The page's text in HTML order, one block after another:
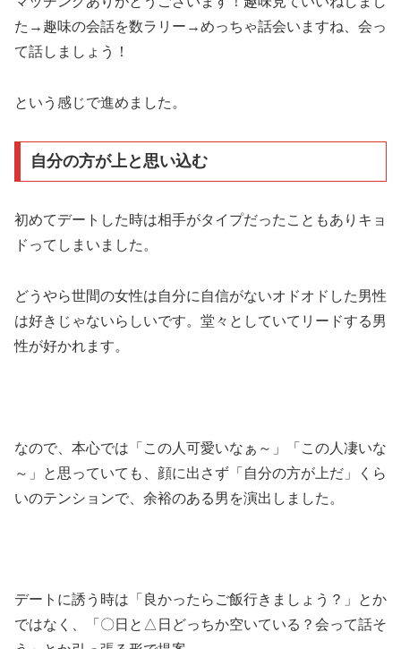
た→趣味の会話を数ラリー→めっちゃ話会いますね、会っ
て話しましょう！
という感じで進めました。
自分の方が上と思い込む
初めてデートした時は相手がタイプだったこともありキョ
ドってしまいました。
どうやら世間の女性は自分に自信がないオドオドした男性
は好きじゃないらしいです。堂々としていてリードする男
性が好かれます。
なので、本心では「この人可愛いなぁ～」「この人凄いな
～」と思っていても、顔に出さず「自分の方が上だ」くら
いのテンションで、余裕のある男を演出しました。
デートに誘う時は「良かったらご飯行きましょう？」とか
ではなく、「〇日と△日どっちか空いている？会って話そ